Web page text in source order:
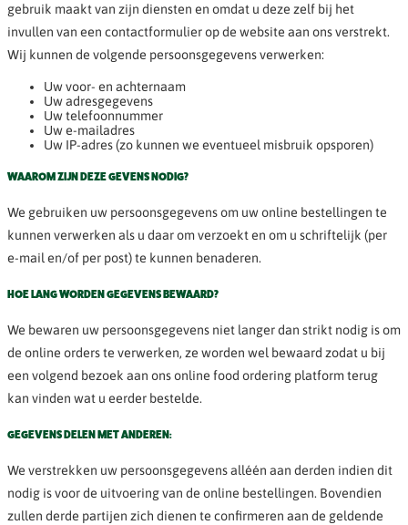
gebruik maakt van zijn diensten en omdat u deze zelf bij het
invullen van een contactformulier op de website aan ons verstrekt.
Wij kunnen de volgende persoonsgegevens verwerken:
Uw voor- en achternaam
Uw adresgegevens
Uw telefoonnummer
Uw e-mailadres
Uw IP-adres (zo kunnen we eventueel misbruik opsporen)
WAAROM ZIJN DEZE GEVENS NODIG?
We gebruiken uw persoonsgegevens om uw online bestellingen te
kunnen verwerken als u daar om verzoekt en om u schriftelijk (per
e-mail en/of per post) te kunnen benaderen.
HOE LANG WORDEN GEGEVENS BEWAARD?
We bewaren uw persoonsgegevens niet langer dan strikt nodig is om
de online orders te verwerken, ze worden wel bewaard zodat u bij
een volgend bezoek aan ons online food ordering platform terug
kan vinden wat u eerder bestelde.
GEGEVENS DELEN MET ANDEREN:
We verstrekken uw persoonsgegevens alléén aan derden indien dit
nodig is voor de uitvoering van de online bestellingen. Bovendien
zullen derde partijen zich dienen te confirmeren aan de geldende